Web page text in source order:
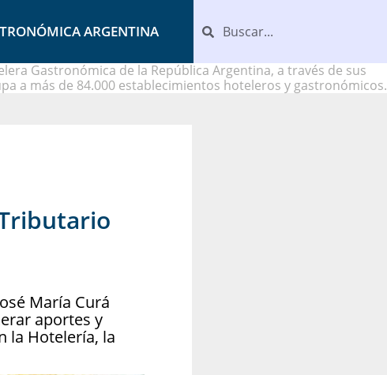
ARGENTINA
Gastronómica de la República Argentina, a través de sus
a más de 84.000 establecimientos hoteleros y gastronómicos.
María Curá
aportes y
la Hotelería, la